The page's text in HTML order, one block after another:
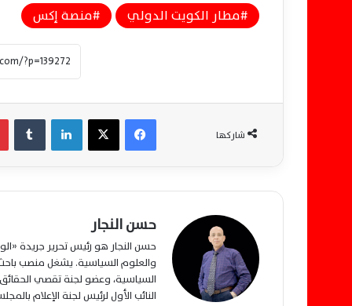
مطار الكويت الدولي
منصة إكس
شاركها
فيسبوك ‫X لينكدإن
حسن النجار
حسن النجار هو رئيس تحرير جريدة
والعلوم السياسية. يشغل منصب
السياسية، وعضو لجنة تقصي
النائب الأول لرئيس لجنة الإعلام